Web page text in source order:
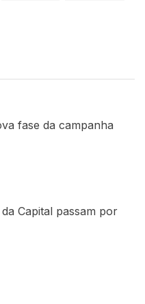
fase da campanha
Capital passam por